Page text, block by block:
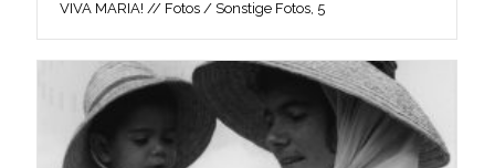
VIVA MARIA! // Fotos / Sonstige Fotos, 5